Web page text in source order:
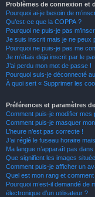
Problèmes de connexion et
Pourquoi ai-je besoin de
Qu’est-ce que la COPPA ?
Pourquoi ne puis-je pas
Je suis inscrit mais je ne peux
Pourquoi ne puis-je pas me
Je m’étais déjà inscrit par le
J’ai perdu mon mot de passe !
Pourquoi suis-je déconnecté
À quoi sert « Supprimer les
Préférences et paramètres
Comment puis-je modifier mes
Comment puis-je masquer
L’heure n’est pas correcte !
J’ai réglé le fuseau horaire
Ma langue n’apparaît pas dans
Que signifient les images
Comment puis-je afficher un
Quel est mon rang et
Pourquoi m’est-il demandé
électronique d’un utilisateur ?